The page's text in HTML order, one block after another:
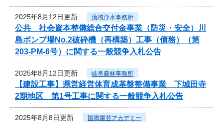
2025年8月12日更新 流域浄水事務所
公共 社会資本整備総合交付金事業（防災・安全）川
島ポンプ場No.2破砕機（再構築）工事（債務）（第
203-PM-6号）に関する一般競争入札公告
2025年8月12日更新 岐阜農林事務所
【建設工事】県営経営体育成基盤整備事業 下城田寺
2期地区 第1号工事に関する一般競争入札公告
2025年8月8日更新 国際園芸アカデミー